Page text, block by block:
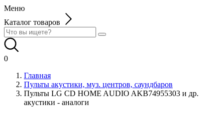
Меню
Каталог товаров
0
Главная
Пульты акустики, муз. центров, саундбаров
Пульты LG CD HOME AUDIO AKB74955303 и др.
акустики - аналоги